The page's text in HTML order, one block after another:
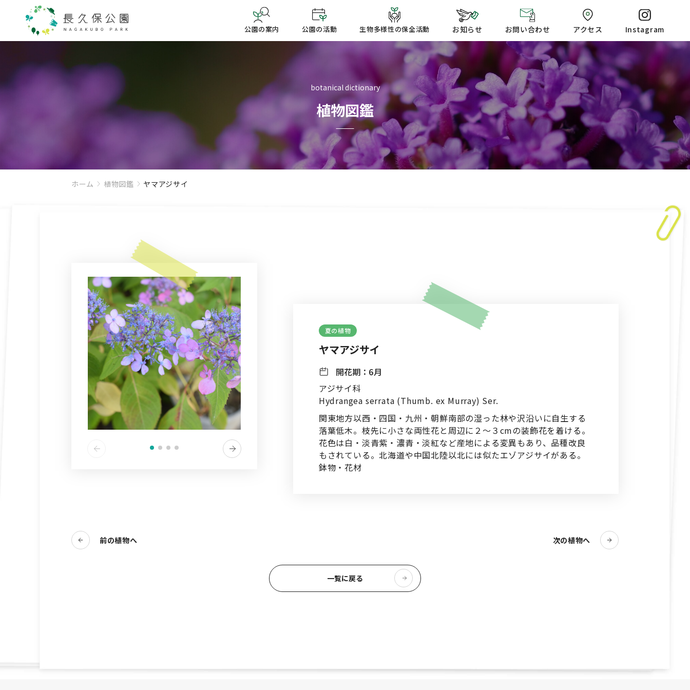
公園の案内 公園の活動 生物多様性の保全活動 お知らせ お問い合わせ アクセス Instagram
botanical dictionary
植物図鑑
ホーム 植物図鑑 ヤマアジサイ
夏の植物
ヤマアジサイ
開花期： 6月
アジサイ科
Hydrangea serrata (Thumb. ex Murray) Ser.
関東地方以西・四国・九州・朝鮮南部の湿った林や沢沿いに自生する
落葉低木。枝先に小さな両性花と周辺に２～３cmの装飾花を着ける。
花色は白・淡青紫・濃青・淡紅など産地による変異もあり、品種改良
もされている。北海道や中国北陸以北には似たエゾアジサイがある。
鉢物・花材
前の植物へ
一覧に戻る
次の植物へ